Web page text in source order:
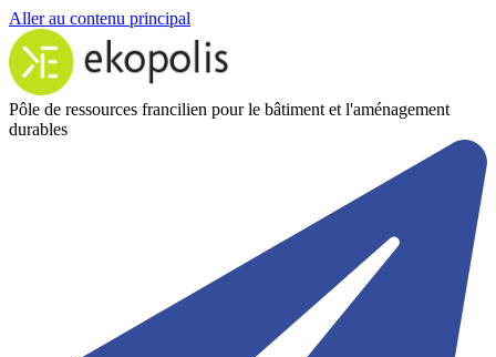
Aller au contenu principal
Pôle de ressources francilien pour le bâtiment et l'aménagement
durables